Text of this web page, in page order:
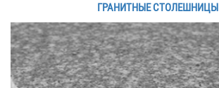
ГРАНИТНЫЕ СТОЛЕШНИЦЫ